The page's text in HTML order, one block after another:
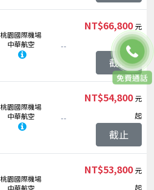
桃園國際機場
中華航空
--
NT$66,800
起
截止
桃園國際機場
中華航空
--
NT$54,800
起
截止
桃園國際機場
中華航空
NT$53,800
起
聯絡客服